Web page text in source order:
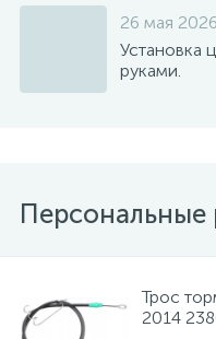
26 мая 2026
Установка
руками.
Трос
2014